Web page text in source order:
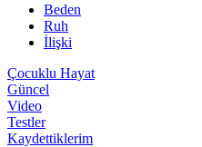
Beden
Ruh
İlişki
Çocuklu Hayat
Güncel
Video
Testler
Kaydettiklerim